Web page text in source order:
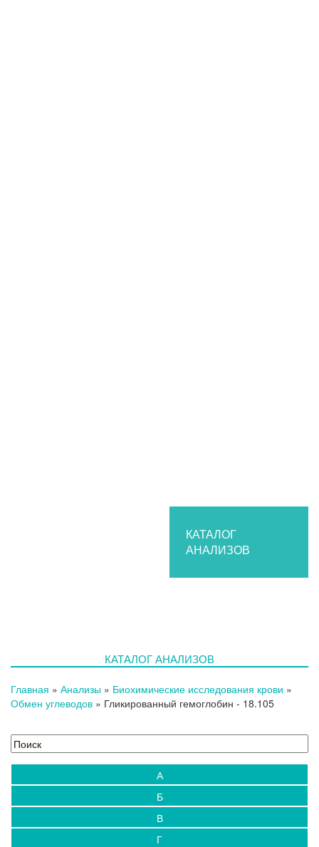
КАТАЛОГ
АНАЛИЗОВ
КАТАЛОГ АНАЛИЗОВ
Главная » Анализы » Биохимические исследования крови »
Обмен углеводов » Гликированный гемоглобин - 18.105
А
Б
В
Г